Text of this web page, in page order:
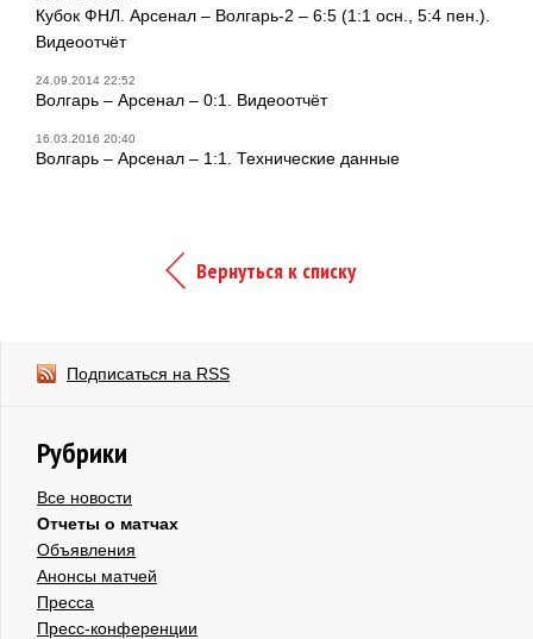
Кубок ФНЛ. Арсенал – Волгарь-2 – 6:5 (1:1 осн., 5:4 пен.).
Видеоотчёт
24.09.2014 22:52
Волгарь – Арсенал – 0:1. Видеоотчёт
16.03.2016 20:40
Волгарь – Арсенал – 1:1. Технические данные
Вернуться к списку
Подписаться на RSS
Рубрики
Все новости
Отчеты о матчах
Объявления
Анонсы матчей
Пресса
Пресс-конференции